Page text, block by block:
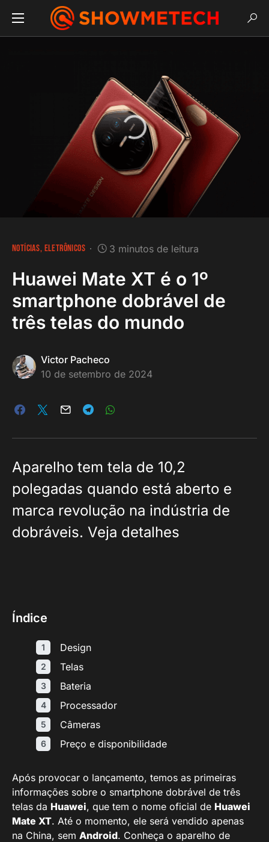
NOTÍCIAS ELETRÔNICOS 3 minutos de leitura
Huawei Mate XT é o 1º
smartphone dobrável de
três telas do mundo
Victor Pacheco
10 de setembro de 2024
Aparelho tem tela de 10,2
polegadas quando está aberto e
marca revolução na indústria de
dobráveis. Veja detalhes
Índice
Design
Telas
Bateria
Processador
Câmeras
Preço e disponibilidade
Após provocar o lançamento, temos as primeiras
informações sobre o smartphone dobrável de três
telas da Huawei, que tem o nome oficial de Huawei
Mate XT. Até o momento, ele será vendido apenas
na China, sem Android. Conheça o aparelho de